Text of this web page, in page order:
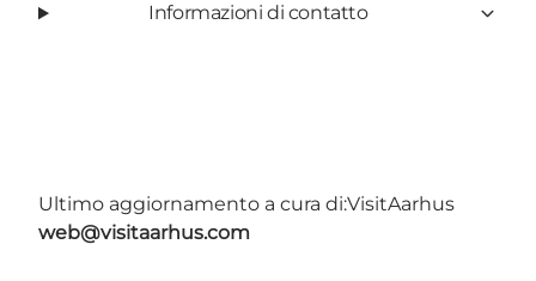
Informazioni di contatto
Ultimo aggiornamento a cura di:VisitAarhus
web@visitaarhus.com